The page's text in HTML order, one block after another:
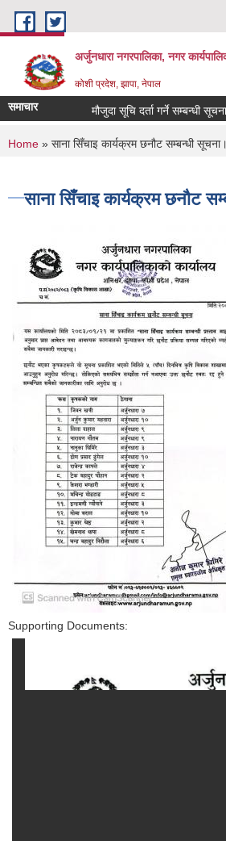
Skip to main content
अर्जुनधारा नगरपालिका, नगर
कोशी प्रदेश, झापा, नेपाल
समाचार मौजुदा सूचि दर्ता गर्ने सम्बन्धी सूचना।
You are here
Home » साना सिँचाइ कार्यक्रम छनौट सम्बन्धी सूचना।
साना सिँचाइ कार्यक्रम छनौट
Supporting Documents: